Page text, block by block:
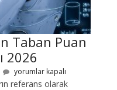
Taban Puan
2026
yorumlar kapalı
referans olarak